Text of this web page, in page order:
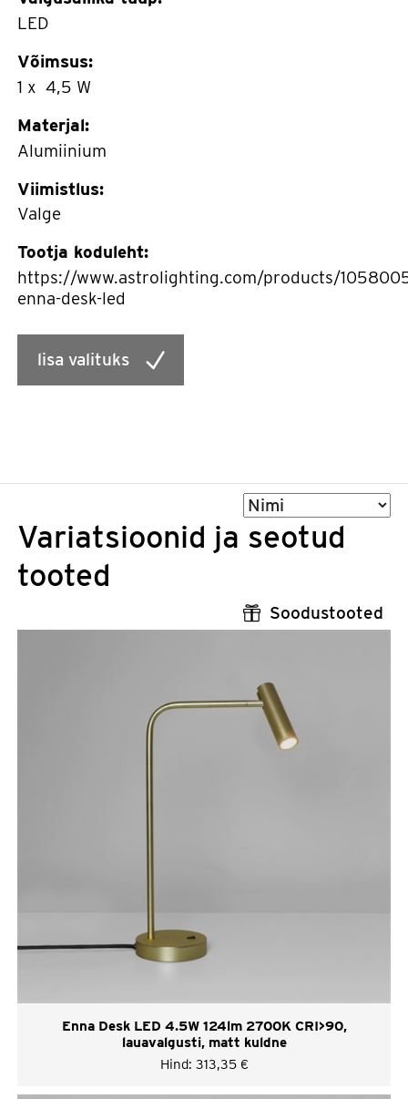
LED
Võimsus:
1 x 4,5 W
Materjal:
Alumiinium
Viimistlus:
Valge
Tootja koduleht:
https://www.astrolighting.com/products/
enna-desk-led
lisa valituks
Sorteeri
Variatsioonid ja seotud
tooted
Soodustooted
Enna Desk LED 4.5W 124lm 2700K CRI>90,
lauavalgusti, matt kuldne
Hind: 313,35 €